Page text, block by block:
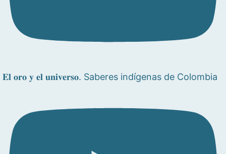
𝐄𝐥 𝐨𝐫𝐨 𝐲 𝐞𝐥 𝐮𝐧𝐢𝐯𝐞𝐫𝐬𝐨. Saberes indígenas de Colombia